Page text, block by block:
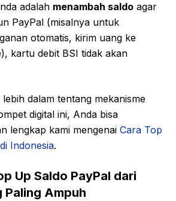
adalah menambah saldo agar
PayPal (misalnya untuk
otomatis, kirim uang ke
kartu debit BSI tidak akan
dalam tentang mekanisme
digital ini, Anda bisa
lengkap kami mengenai Cara Top
Indonesia.
Up Saldo PayPal dari
Paling Ampuh